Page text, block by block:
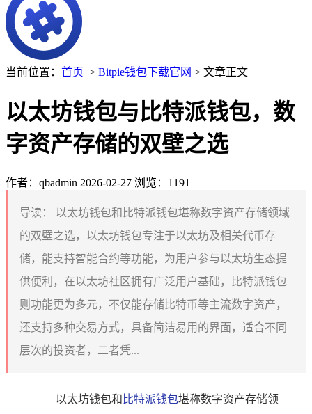
当前位置： 首页 > Bitpie钱包下载官网 > 文章正文
以太坊钱包与比特派钱包，数
字资产存储的双壁之选
作者：qbadmin 2026-02-27 浏览：1191
导读：
以太坊钱包和比特派钱包堪称数字资产存储领域
的双壁之选，以太坊钱包专注于以太坊及相关代币存
储，能支持智能合约等功能，为用户参与以太坊生态提
供便利，在以太坊社区拥有广泛用户基础，比特派钱包
则功能更为多元，不仅能存储比特币等主流数字资产，
还支持多种交易方式，具备简洁易用的界面，适合不同
层次的投资者，二者凭...
以太坊钱包和 比特派钱包堪称数字资产存储领